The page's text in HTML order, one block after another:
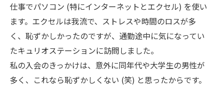
仕事でパソコン (特にインターネットとエクセル) を使い
ます。エクセルは我流で、ストレスや時間のロスが多
く、恥ずかしかったのですが、通勤途中に気になってい
たキュリオステーションに訪問しました。
私の入会のきっかけは、意外に同年代や大学生の男性が
多く、これなら恥ずかしくない (笑) と思ったからです。